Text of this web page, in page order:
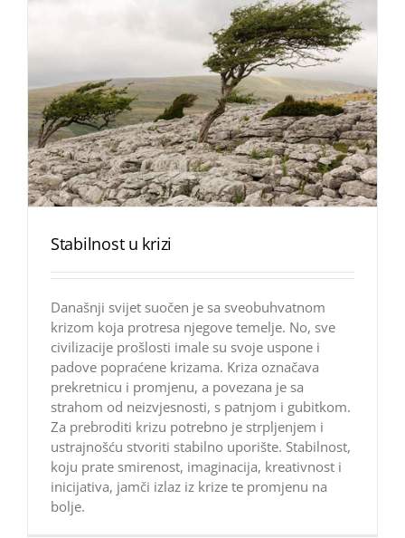
Stabilnost u krizi
Današnji svijet suočen je sa sveobuhvatnom
krizom koja protresa njegove temelje. No, sve
civilizacije prošlosti imale su svoje uspone i
padove popraćene krizama. Kriza označava
prekretnicu i promjenu, a povezana je sa
strahom od neizvjesnosti, s patnjom i gubitkom.
Za prebroditi krizu potrebno je strpljenjem i
ustrajnošću stvoriti stabilno uporište. Stabilnost,
koju prate smirenost, imaginacija, kreativnost i
inicijativa, jamči izlaz iz krize te promjenu na
bolje.